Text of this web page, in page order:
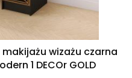
wizażu czarna
1 DECOr GOLD